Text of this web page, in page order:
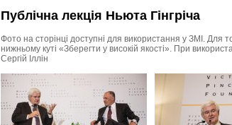
Публічна лекція Ньюта Гінгріча
Фото на сторінці доступні для використання у ЗМІ. Для
нижньому куті «Зберегти у високій якості». При
Сергій Іллін